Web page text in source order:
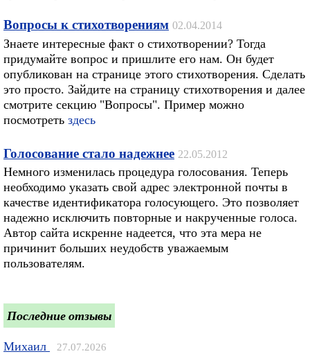
Вопросы к стихотворениям 02.04.2014
Знаете интересные факт о стихотворении? Тогда
придумайте вопрос и пришлите его нам. Он будет
опубликован на странице этого стихотворения. Сделать
это просто. Зайдите на страницу стихотворения и далее
смотрите секцию "Вопросы". Пример можно
посмотреть здесь
Голосование стало надежнее 22.05.2012
Немного изменилась процедура голосования. Теперь
необходимо указать свой адрес электронной почты в
качестве идентификатора голосующего. Это позволяет
надежно исключить повторные и накрученные голоса.
Автор сайта искренне надеется, что эта мера не
причинит больших неудобств уважаемым
пользователям.
Последние отзывы
Михаил 27.07.2026